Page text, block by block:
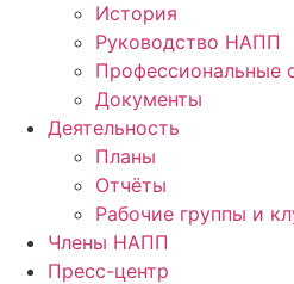
История
Руководство НАПП
Профессиональные
Документы
Деятельность
Планы
Отчёты
Рабочие группы и
Члены НАПП
Пресс-центр